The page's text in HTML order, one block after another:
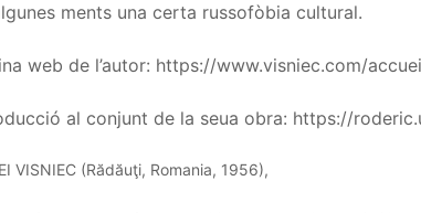
ments una certa russofòbia cultural.
web de l’autor: https://www.visniec.com/
al conjunt de la seua obra: https://
VISNIEC (Rădăuţi, Romania, 1956),